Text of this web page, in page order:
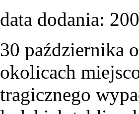
data dodania:
30 października
okolicach
tragicznego